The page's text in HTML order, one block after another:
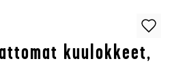
kuulokkeet,